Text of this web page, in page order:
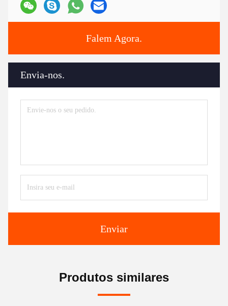
Falem Agora.
Envia-nos.
Enviar
Produtos similares